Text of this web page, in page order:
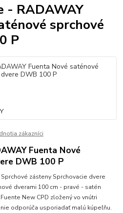
- RADAWAY
sprchové
P
zákazníci
Fuenta Nové
DWB 100 P
zásteny Sprchovacie dvere
dverami 100 cm - pravé - satén
New CPD zložený vo vnútri
odporúča usporiadať malú kúpeľňu.